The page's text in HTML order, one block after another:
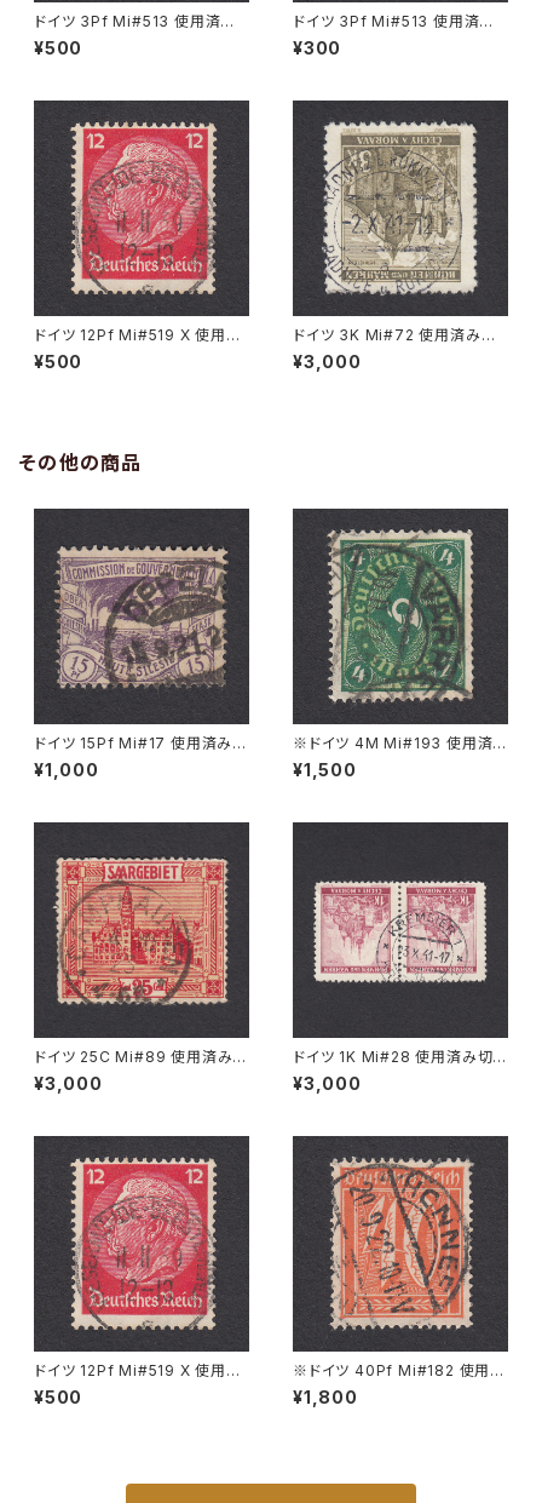
ドイツ 3Pf Mi#513 使用済み
切手｜ASCHAFFENBURG 5.1
1.1936
¥500
ドイツ 3Pf Mi#513 使用済み
切手｜DRESDEN 31.5.1935
¥300
ドイツ 12Pf Mi#519 X 使用済
み切手｜WESERMÜNDE-GE
ESTEMÜNDE 11.11.1939
¥500
ドイツ 3K Mi#72 使用済み切
手｜RADNITZ b. ROKITZAN
2.X.1941
¥3,000
その他の商品
ドイツ 15Pf Mi#17 使用済み切
手｜OPPELN 15.9.1921
¥1,000
※ドイツ 4M Mi#193 使用済
み切手｜VARREL 30.11.1922
¥1,500
ドイツ 25C Mi#89 使用済み切
手｜CAMPHAUSEN 4.10.192
3
¥3,000
ドイツ 1K Mi#28 使用済み切
手｜KREMSIER 13.X.1941
¥3,000
ドイツ 12Pf Mi#519 X 使用済
み切手｜WESERMÜNDE-GE
ESTEMÜNDE 11.11.1939
¥500
※ドイツ 40Pf Mi#182 使用済
み切手｜HONNEF 20.9.1922
¥1,800